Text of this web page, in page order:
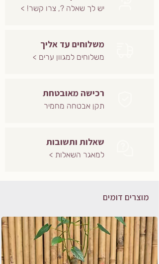
יש לך שאלה ?, צרו קשר! >
משלוחים עד אליך
משלוחים למגוון ערים >
רכישה מאובטחת
תקן אבטחה מחמיר
שאלות ותשובות
למאגר השאלות >
מוצרים דומים